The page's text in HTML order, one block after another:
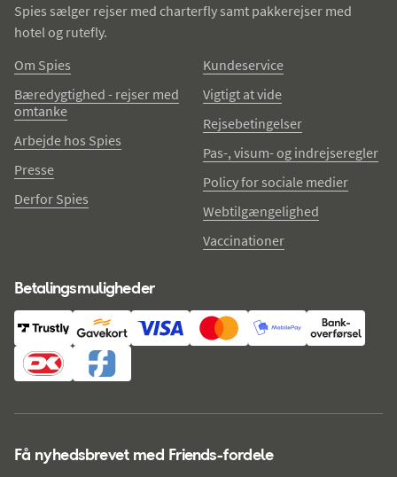
Spies sælger rejser med charterfly samt pakkerejser med
hotel og rutefly.
Om Spies
Bæredygtighed - rejser med
omtanke
Arbejde hos Spies
Presse
Derfor Spies
Kundeservice
Vigtigt at vide
Rejsebetingelser
Pas-, visum- og indrejseregler
Policy for sociale medier
Webtilgængelighed
Vaccinationer
Betalingsmuligheder
Få nyhedsbrevet med Friends-fordele